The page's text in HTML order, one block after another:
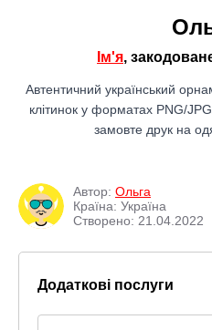
Ім'я,
Автентичний український
клітинок у форматах PNG/
замовте друк на
Автор: Ольга
Країна: Україна
Створено: 21.04.2022
Додаткові послуги